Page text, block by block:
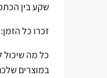
שקע בין
זכרו כל
כל מה שיכול
במוצרים